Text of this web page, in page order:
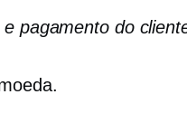
pagamento do